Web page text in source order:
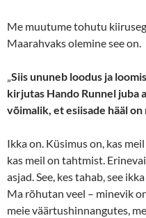
Me muutume tohutu
Maarahvaks olemine see on.
„Siis ununeb loodus ja
kirjutas Hando Runnel juba
võimalik, et esiisade hääl
Ikka on. Küsimus on, kas
kas meil on tahtmist.
asjad. See, kes tahab, see
Ma rõhutan veel – minevik
meie väärtushinnangutes,